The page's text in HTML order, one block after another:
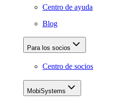
Centro de ayuda
Blog
Para los socios
Centro de socios
MobiSystems